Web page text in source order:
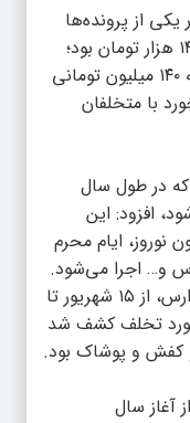
از پرونده‌ها
مربوط به پارکینگ، ارزش تخلف تنها ۱۴۰ هزار تومان بود؛
اما اداره تعزیرات برای آن واحد جریمه ۱۴۰ میلیون تومانی
با متخلفان
که در طول سال
افزود: این
ایام محرم
و… اجرا می‌شود.
برای مثال، در طرح اخیر بازگشایی مدارس، از ۱۵ شهریور تا
۱۵۰ مورد بازرسی انجام و ۲۲ مورد تخلف کشف شد
و کفش و پوشاک بود.
آغاز سال